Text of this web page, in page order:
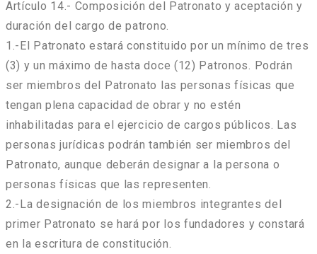
Artículo 14.- Composición del Patronato y aceptación y
duración del cargo de patrono.
1.-El Patronato estará constituido por un mínimo de tres
(3) y un máximo de hasta doce (12) Patronos. Podrán
ser miembros del Patronato las personas físicas que
tengan plena capacidad de obrar y no estén
inhabilitadas para el ejercicio de cargos públicos. Las
personas jurídicas podrán también ser miembros del
Patronato, aunque deberán designar a la persona o
personas físicas que las representen.
2.-La designación de los miembros integrantes del
primer Patronato se hará por los fundadores y constará
en la escritura de constitución.